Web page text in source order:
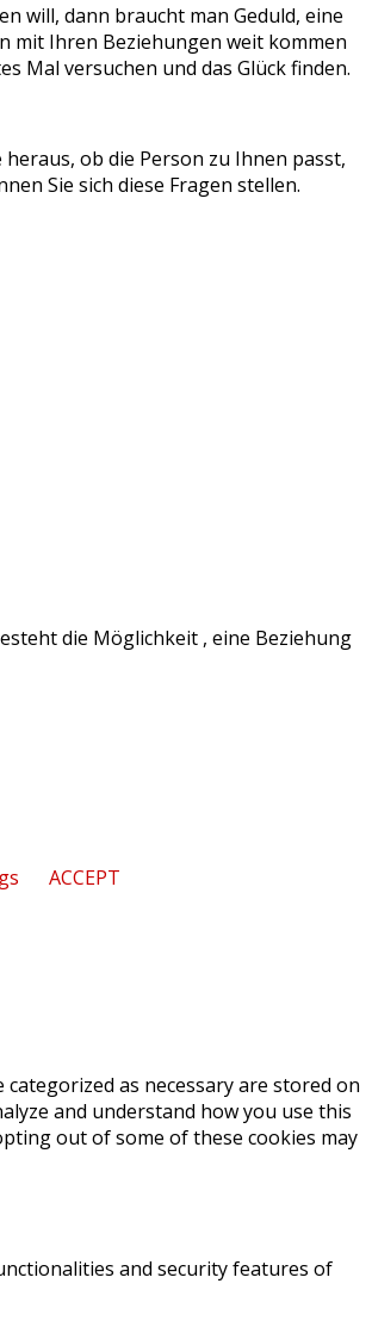
will, dann braucht man Geduld, eine
mit Ihren Beziehungen weit kommen
Mal versuchen und das Glück finden.
heraus, ob die Person zu Ihnen passt,
Sie sich diese Fragen stellen.
die Möglichkeit , eine Beziehung
ACCEPT
as necessary are stored on
and understand how you use this
out of some of these cookies may
and security features of